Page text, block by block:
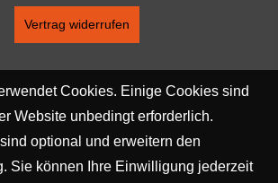
Vertrag widerrufen
Cookies. Einige Cookies sind
Website unbedingt erforderlich.
optional und erweitern den
Sie können Ihre Einwilligung jederzeit